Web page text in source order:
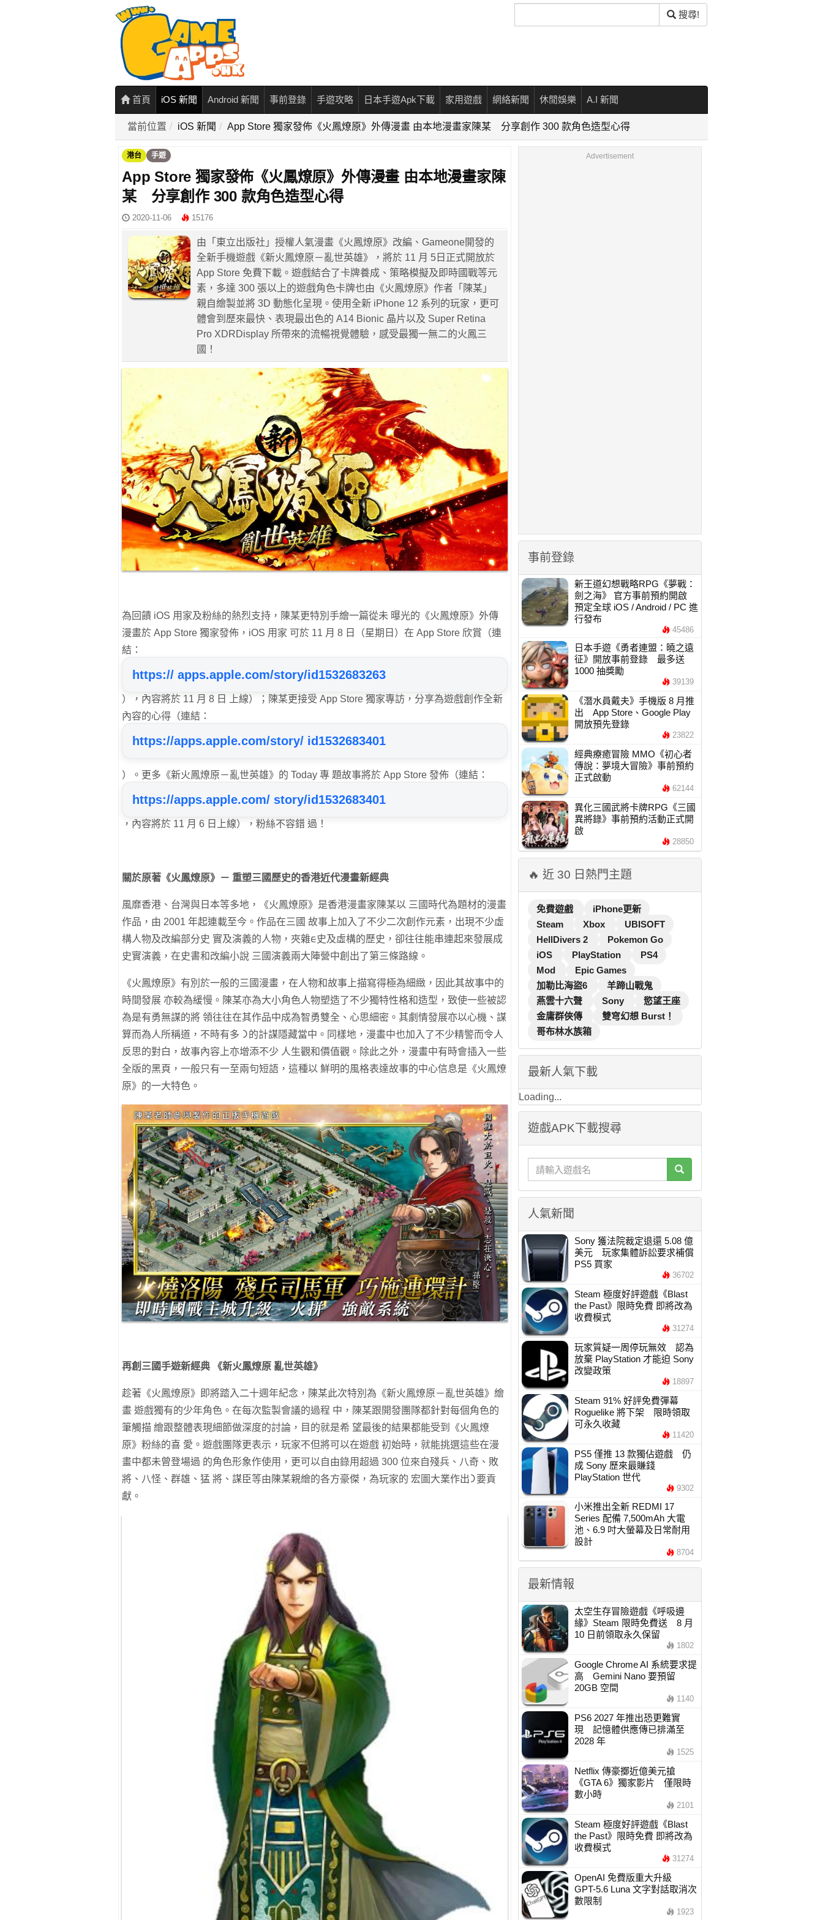
尋
搜尋!
首頁 iOS 新聞 Android 新聞 事前登錄 手遊攻略 日本手遊Apk下載 家用遊戲 網絡新聞 休閒娛樂 A.I 新聞
當前位置 iOS 新聞 App Store 獨家發佈《火鳳燎原》外傳漫畫 由本地漫畫家陳某 分享創作 300 款⾓⾊造型⼼得
港台 手遊
App Store 獨家發佈《火鳳燎原》外傳漫畫 由本地漫畫家陳
某 分享創作 300 款⾓⾊造型⼼得
2020-11-06 15176
由「東立出版社」授權⼈氣漫畫《火鳳燎原》改編、Gameone開發的
全新⼿機遊戲《新火鳳燎原－亂世英雄》，將於 11 ⽉ 5⽇正式開放於
App Store 免費下載。遊戲結合了卡牌養成、策略模擬及即時國戰等元
素，多達 300 張以上的遊戲⾓⾊卡牌也由《火鳳燎原》作者「陳某」
親⾃繪製並將 3D 動態化呈現。使⽤全新 iPhone 12 系列的玩家，更可
體會到歷來最快、表現最出⾊的 A14 Bionic 晶⽚以及 Super Retina
Pro XDRDisplay 所帶來的流暢視覺體驗，感受最獨⼀無⼆的火鳳三
國！
為回饋 iOS ⽤家及粉絲的熱烈⽀持，陳某更特別⼿繪⼀篇從未 曝光的《火鳳燎原》外傳
漫畫於 App Store 獨家發佈，iOS ⽤家 可於 11 ⽉ 8 ⽇（星期⽇）在 App Store 欣賞（連
結：
https:// apps.apple.com/story/id1532683263
），內容將於 11 ⽉ 8 ⽇ 上線）；陳某更接受 App Store 獨家專訪，分享為遊戲創作全新
內容的⼼得（連結：
https://apps.apple.com/story/ id1532683401
）。更多《新火鳳燎原－亂世英雄》的 Today 專 題故事將於 App Store 發佈（連結：
https://apps.apple.com/ story/id1532683401
，內容將於 11 ⽉ 6 ⽇上線），粉絲不容錯 過！
關於原著《火鳳燎原》－ 重塑三國歷史的香港近代漫畫新經典
風靡香港、台灣與⽇本等多地，《火鳳燎原》是香港漫畫家陳某以 三國時代為題材的漫畫
作品，由 2001 年起連載⾄今。作品在三國 故事上加入了不少⼆次創作元素，出現不少虛
構⼈物及改編部分史 實及演義的⼈物，夾雜ᰀ史及虛構的歷史，卻往往能串連起來發展成
史實演義，在史書和改編⼩說 三國演義兩⼤陣營中創出了第三條路線。
《火鳳燎原》有別於⼀般的三國漫畫，在⼈物和故事上描寫得極為細緻，因此其故事中的
時間發展 亦較為緩慢。陳某亦為⼤⼩⾓⾊⼈物塑造了不少獨特性格和造型，致使⼀些被認
為是有勇無謀的將 領往往在其作品中成為智勇雙全、⼼思細密。其劇情發展亦以⼼機、謀
算⽽為⼈所稱道，不時有多 ᯿的計謀隱藏當中。同樣地，漫畫中也加入了不少精警⽽令⼈
反思的對⽩，故事內容上亦增添不少 ⼈⽣觀和價值觀。除此之外，漫畫中有時會插入⼀些
全版的⿊⾴，⼀般只有⼀⾄兩句短語，這種以 鮮明的風格表達故事的中⼼信息是《火鳳燎
原》的⼀⼤特⾊。
再創三國⼿遊新經典 《新火鳳燎原 亂世英雄》
趁著《火鳳燎原》即將踏入⼆⼗週年紀念，陳某此次特別為《新火鳳燎原－亂世英雄》繪
畫 遊戲獨有的少年⾓⾊。在每次監製會議的過程 中，陳某跟開發團隊都針對每個⾓⾊的
筆觸描 繪跟整體表現細節做深度的討論，⽬的就是希 望最後的結果都能受到《火鳳燎
原》粉絲的喜 愛。遊戲團隊更表示，玩家不但將可以在遊戲 初始時，就能挑選這些在漫
畫中都未曾登場過 的⾓⾊形象作使⽤，更可以⾃由錄⽤超過 300 位來⾃殘兵、⼋奇、敗
將、⼋怪、群雄、猛 將、謀⾂等由陳某親繪的各⽅豪傑，為玩家的 宏圖⼤業作出᯿要貢
獻。
Advertisement
事前登錄
新王道幻想戰略RPG《夢戰：
劍之海》 官方事前預約開啟
預定全球 iOS / Android / PC 進
行發布
45486
日本手遊《勇者連盟：曉之遠
征》開放事前登錄 最多送
1000 抽獎勵
39139
《潛水員戴夫》手機版 8 月推
出 App Store、Google Play
開放預先登錄
23822
經典療癒冒險 MMO《初心者
傳說：夢境大冒險》事前預約
正式啟動
62144
異化三國武將卡牌RPG《三國
異將錄》事前預約活動正式開
啟
28850
🔥 近 30 日熱門主題
免費遊戲
iPhone更新
Steam
Xbox
UBISOFT
HellDivers 2
Pokemon Go
iOS
PlayStation
PS4
Mod
Epic Games
加勒比海盜6
羊蹄山戰鬼
燕雲十六聲
Sony
慾望王座
金庸群俠傳
雙穹幻想 Burst！
哥布林水族箱
最新人氣下載
Loading...
遊戲APK下載搜尋
人氣新聞
Sony 獲法院裁定退還 5.08 億
美元 玩家集體訴訟要求補償
PS5 買家
36702
Steam 極度好評遊戲《Blast
the Past》限時免費 即將改為
收費模式
31274
玩家質疑一周停玩無效 認為
放棄 PlayStation 才能迫 Sony
改變政策
18897
Steam 91% 好評免費彈幕
Roguelike 將下架 限時領取
可永久收藏
11420
PS5 僅推 13 款獨佔遊戲 仍
成 Sony 歷來最賺錢
PlayStation 世代
9302
小米推出全新 REDMI 17
Series 配備 7,500mAh 大電
池、6.9 吋大螢幕及日常耐用
設計
8704
最新情報
太空生存冒險遊戲《呼吸邊
緣》Steam 限時免費送 8 月
10 日前領取永久保留
1802
Google Chrome AI 系統要求提
高 Gemini Nano 要預留
20GB 空間
1140
PS6 2027 年推出恐更難實
現 記憶體供應傳已排滿至
2028 年
1525
Netflix 傳豪擲近億美元搶
《GTA 6》獨家影片 僅限時
數小時
2101
Steam 極度好評遊戲《Blast
the Past》限時免費 即將改為
收費模式
31274
OpenAI 免費版重大升級
GPT-5.6 Luna 文字對話取消次
數限制
1923